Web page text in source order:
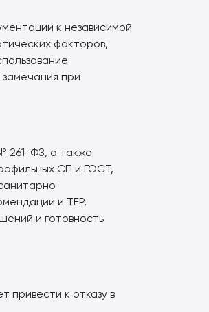
к независимой
факторов,
при
261-ФЗ, а также
СП и ГОСТ,
и ТЕР,
и готовность
к отказу в